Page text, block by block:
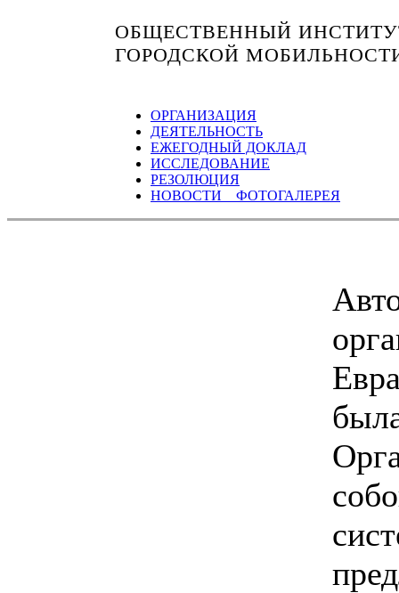
ОБЩЕСТВЕННЫЙ
ГОРОДСКОЙ
ОРГАНИЗАЦИЯ
ДЕЯТЕЛЬНОСТЬ
ЕЖЕГОДНЫЙ ДОКЛАД
ИССЛЕДОВАНИЕ
РЕЗОЛЮЦИЯ
НОВОСТИ ФОТОГАЛЕРЕЯ